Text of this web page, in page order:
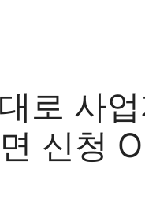
로 사
신청